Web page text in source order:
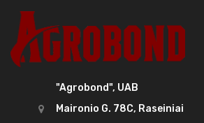
"Agrobond", UAB
Maironio G. 78C, Raseiniai